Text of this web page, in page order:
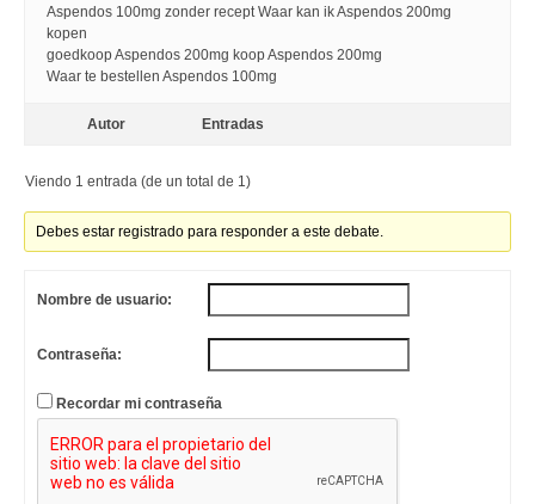
Aspendos 100mg zonder recept Waar kan ik Aspendos 200mg
kopen
goedkoop Aspendos 200mg koop Aspendos 200mg
Waar te bestellen Aspendos 100mg
Autor Entradas
Viendo 1 entrada (de un total de 1)
Debes estar registrado para responder a este debate.
Nombre de usuario:
Contraseña:
Recordar mi contraseña